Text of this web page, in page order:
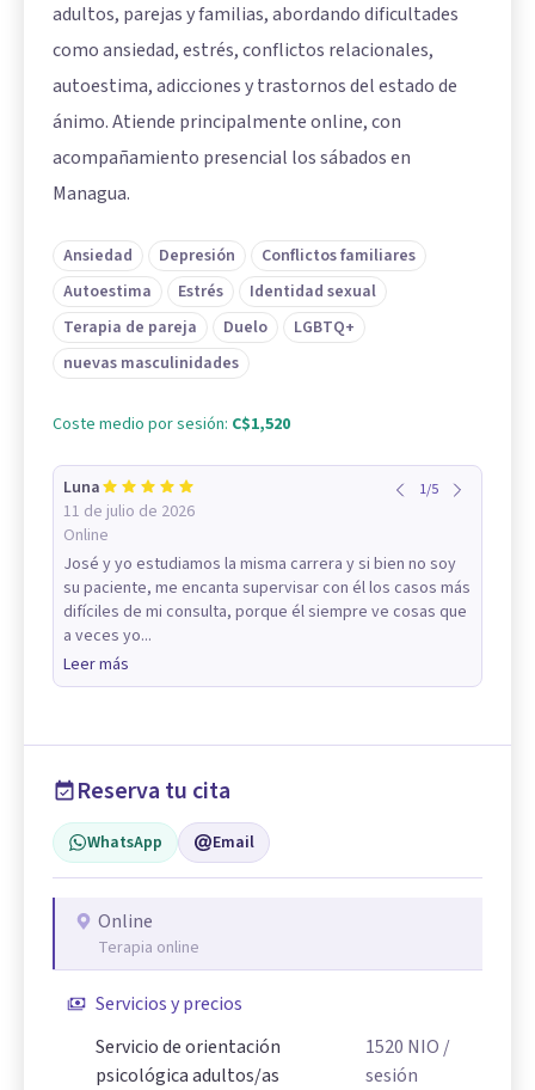
adultos, parejas y familias, abordando dificultades
como ansiedad, estrés, conflictos relacionales,
autoestima, adicciones y trastornos del estado de
ánimo. Atiende principalmente online, con
acompañamiento presencial los sábados en
Managua.
Ansiedad Depresión
Conflictos familiares
Autoestima
Estrés
Identidad sexual
Terapia de pareja
Duelo
LGBTQ+
nuevas masculinidades
Coste medio por sesión: C$1,520
Luna
11 de julio de 2026
Online
1/5
José y yo estudiamos la misma carrera y si bien no soy
su paciente, me encanta supervisar con él los casos más
difíciles de mi consulta, porque él siempre ve cosas que
a veces yo...
Leer más
Reserva tu cita
WhatsApp Email
Online
Terapia online
Servicios y precios
Servicio de orientación
psicológica adultos/as
1520 NIO /
sesión